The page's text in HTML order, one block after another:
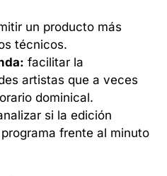
un producto más
técnicos.
facilitar la
artistas que a veces
dominical.
si la edición
frente al minuto